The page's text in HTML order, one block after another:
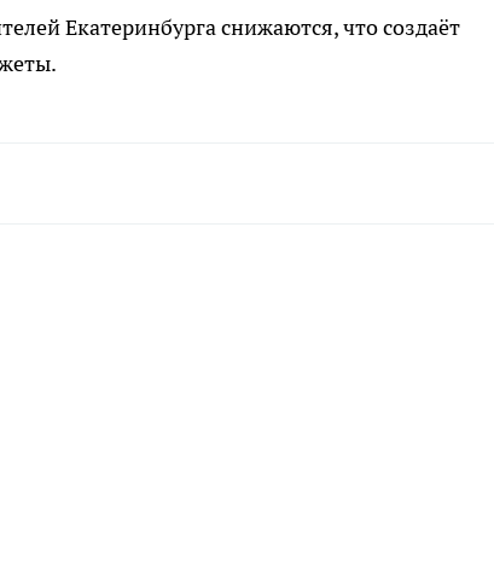
Екатеринбурга снижаются, что создаёт